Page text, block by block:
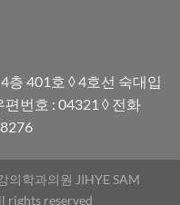
층 401호 ◊ 4호선 숙대입
편번호 : 04321 ◊ 전화
학과의원 JIHYE SAM
rights reserved